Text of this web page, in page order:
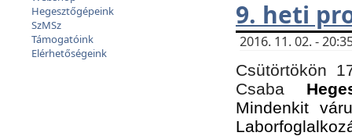
Hegesztőgépeink
SzMSz
Támogatóink
Elérhetőségeink
9. heti
2016. 11. 02. -
Csütörtökön
Csaba
Mindenkit